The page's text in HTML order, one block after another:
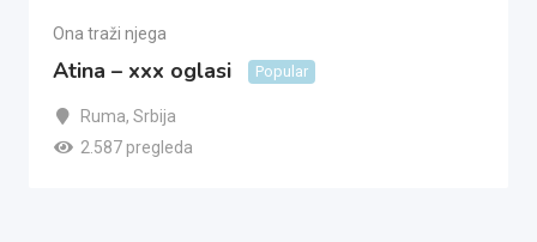
Ona traži njega
Atina – xxx oglasi Popular
Ruma, Srbija
2.587 pregleda